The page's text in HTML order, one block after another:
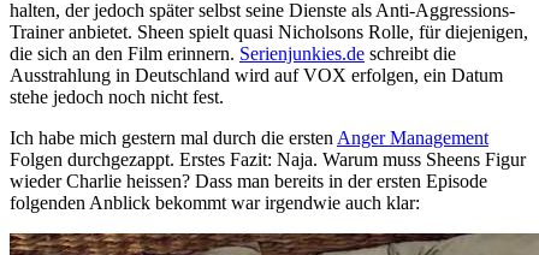
halten, der jedoch später selbst seine Dienste als Anti-Aggressions-
Trainer anbietet. Sheen spielt quasi Nicholsons Rolle, für diejenigen,
die sich an den Film erinnern. Serienjunkies.de schreibt die
Ausstrahlung in Deutschland wird auf VOX erfolgen, ein Datum
stehe jedoch noch nicht fest.
Ich habe mich gestern mal durch die ersten Anger Management
Folgen durchgezappt. Erstes Fazit: Naja. Warum muss Sheens Figur
wieder Charlie heissen? Dass man bereits in der ersten Episode
folgenden Anblick bekommt war irgendwie auch klar: